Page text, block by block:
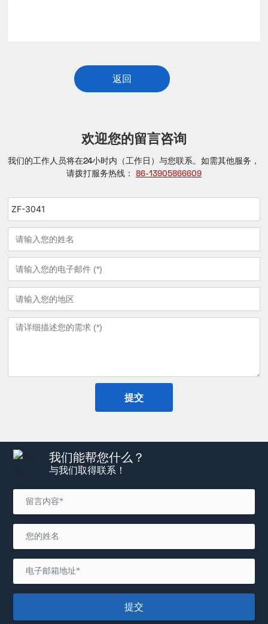
返回
欢迎您的留言咨询
我们的工作人员将在24小时内（工作日）与您联系。如需其他服务，
请拨打服务热线： 86-13905866609
ZF-3041
提交
我们能帮您什么？
与我们取得联系！
提交